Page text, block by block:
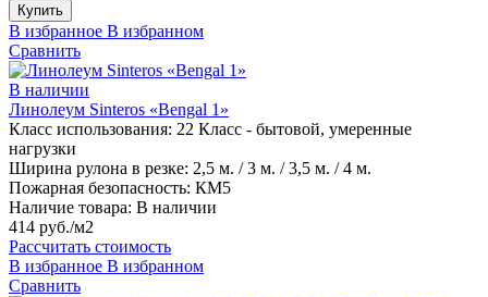
Купить
В избранное В избранном
Сравнить
В наличии
Линолеум Sinteros «Bengal 1»
Класс использования: 22 Класс - бытовой, умеренные
нагрузки
Ширина рулона в резке: 2,5 м. / 3 м. / 3,5 м. / 4 м.
Пожарная безопасность: КМ5
Наличие товара: В наличии
414 руб./м2
Рассчитать стоимость
В избранное В избранном
Сравнить